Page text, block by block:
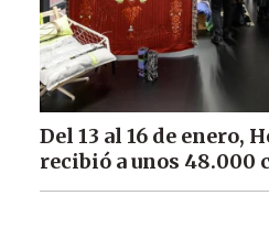
Del 13 al 16 de enero,
recibió a unos 48.000